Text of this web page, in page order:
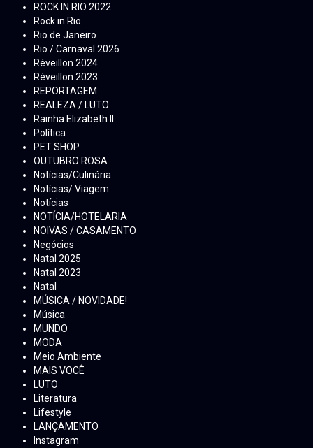
ROCK IN RIO 2022
Rock in Rio
Rio de Janeiro
Rio / Carnaval 2026
Réveillon 2024
Réveillon 2023
REPORTAGEM
REALEZA / LUTO
Rainha Elizabeth ll
Política
PET SHOP
OUTUBRO ROSA
Notícias/Culinária
Notícias/ Viagem
Notícias
NOTÍCIA/HOTELARIA
NOIVAS / CASAMENTO
Negócios
Natal 2025
Natal 2023
Natal
MÚSICA / NOVIDADE!
Música
MUNDO
MODA
Meio Ambiente
MAIS VOCÊ
LUTO
Literatura
Lifestyle
LANÇAMENTO
Instagram